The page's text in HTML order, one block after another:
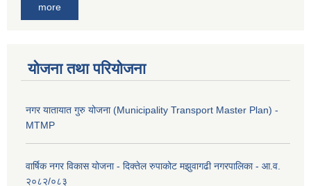
more
योजना तथा परियोजना
नगर यातायात गुरु योजना (Municipality Transport Master Plan) -
MTMP
वार्षिक नगर विकास योजना - दिक्तेल रुपाकोट मझुवागढी नगरपालिका - आ.व.
२०८२/०८३